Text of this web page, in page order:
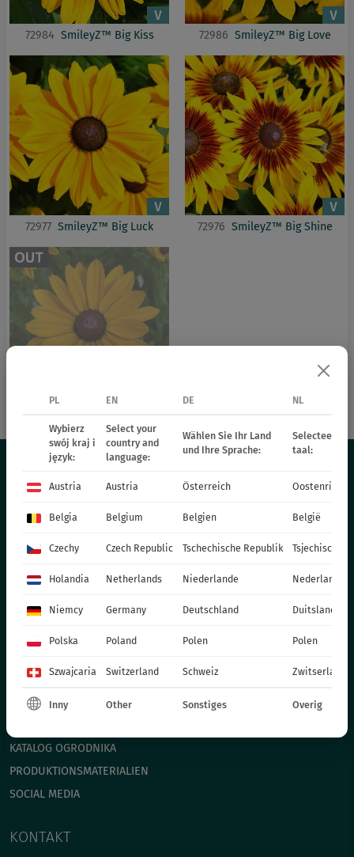
72984 SmileyZ™ Big Kiss 72986 SmileyZ™ Big Love
72977 SmileyZ™ Big Luck 72976 SmileyZ™ Big Shine
STAUDEN
BEETPFLANZEN - FRÜHLING
EINJÄHRIGE PFLANZEN - FRÜHLING
TOPFPFLANZEN
WEIHNACHTSSTERN
ZWEIJÄHRIGE PFLANZEN
KATALOG OGRODNIKA
PRODUKTIONSMATERIALIEN
SOCIAL MEDIA
KONTAKT
PL EN DE NL
Wybierz
swój kraj i
język:
Select your
country and
language:
Wählen Sie Ihr Land
und Ihre Sprache:
Selecteer uw
taal:
Austria Austria Österreich Oostenrijk
Belgia Belgium Belgien België
Czechy Czech Republic Tschechische Republik Tsjechische
Holandia Netherlands Niederlande Nederland
Niemcy Germany Deutschland Duitsland
Polska Poland Polen Polen
Szwajcaria Switzerland Schweiz Zwitserland
Inny Other Sonstiges Overig